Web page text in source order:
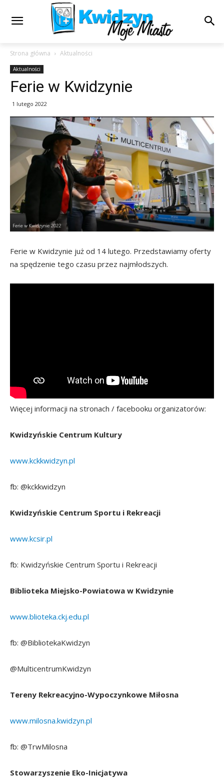
Strona główna Aktualności
Aktualności
Ferie w Kwidzynie
1 lutego 2022
Ferie w Kwidzynie już od 14 lutego. Przedstawiamy oferty
na spędzenie tego czasu przez najmłodszych.
Więcej informacji na stronach / facebooku organizatorów:
Kwidzyńskie Centrum Kultury
www.kckkwidzyn.pl
fb: @kckkwidzyn
Kwidzyńskie Centrum Sportu i Rekreacji
www.kcsir.pl
fb: Kwidzyńskie Centrum Sportu i Rekreacji
Biblioteka Miejsko-Powiatowa w Kwidzynie
www.blioteka.ckj.edu.pl
fb: @BibliotekaKwidzyn
@MulticentrumKwidzyn
Tereny Rekreacyjno-Wypoczynkowe Miłosna
www.milosna.kwidzyn.pl
fb: @TrwMilosna
Stowarzyszenie Eko-Inicjatywa